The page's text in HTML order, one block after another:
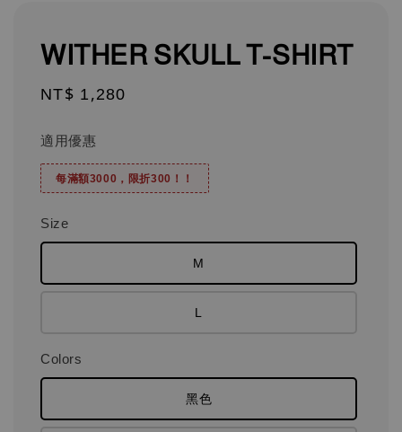
WITHER SKULL T-SHIRT
Regular
NT$ 1,280
適用優惠
每滿額3000，限折300！！
Size
M
L
Colors
黑色